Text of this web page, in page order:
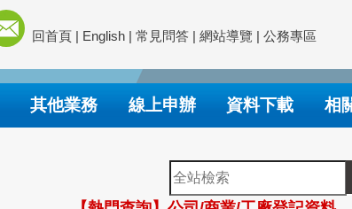
回首頁 | English | 常見問答 | 網站導覽 | 公務專區
其他業務 線上申辦 資料下載 相
全
站